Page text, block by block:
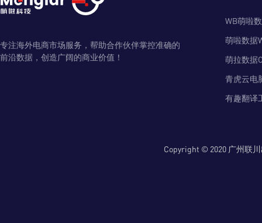
专注海外电商市场服务，帮助合作伙伴掌控准确的
前沿数据，创造广阔的商业价值！
WB萌啦
萌啦数据
萌拉数据
青虎云电
有趣翻译
Copyright © 2020 广州联